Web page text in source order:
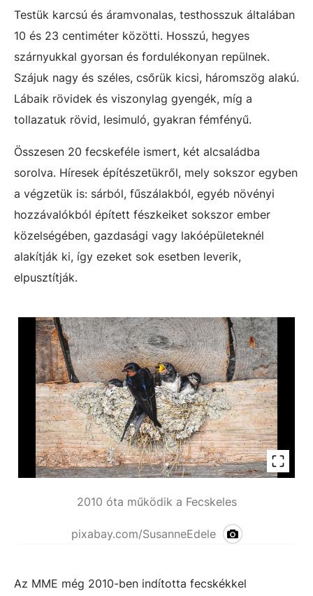
Testük karcsú és áramvonalas, testhosszuk általában
10 és 23 centiméter közötti. Hosszú, hegyes
szárnyukkal gyorsan és fordulékonyan repülnek.
Szájuk nagy és széles, csőrük kicsi, háromszög alakú.
Lábaik rövidek és viszonylag gyengék, míg a
tollazatuk rövid, lesimuló, gyakran fémfényű.
Összesen 20 fecskeféle ismert, két alcsaládba
sorolva. Híresek építészetükről, mely sokszor egyben
a végzetük is: sárból, fűszálakból, egyéb növényi
hozzávalókból épített fészkeiket sokszor ember
közelségében, gazdasági vagy lakóépületeknél
alakítják ki, így ezeket sok esetben leverik,
elpusztítják.
2010 óta működik a Fecskeles
pixabay.com/SusanneEdele
Az MME még 2010-ben indította fecskékkel